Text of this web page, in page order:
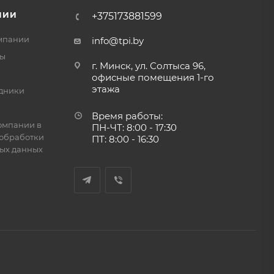
в
данных
+375173881599
info@tpi.by
г. Минск, ул. Солтыса 96,
офисные помещения 1-го
этажа
Время работы:
ПН-ЧТ: 8:00 - 17:30
ПТ: 8:00 - 16:30